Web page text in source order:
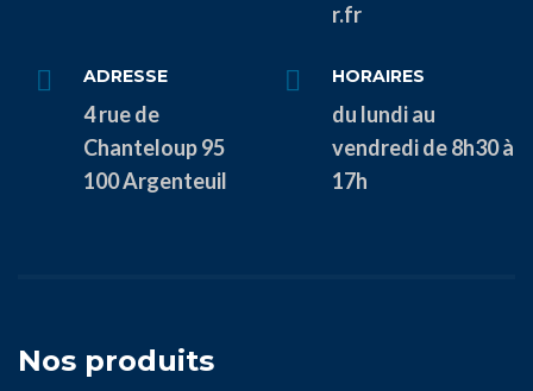
r.fr
ADRESSE
4 rue de
Chanteloup 95
100 Argenteuil
HORAIRES
du lundi au
vendredi de 8h30 à
17h
Nos produits